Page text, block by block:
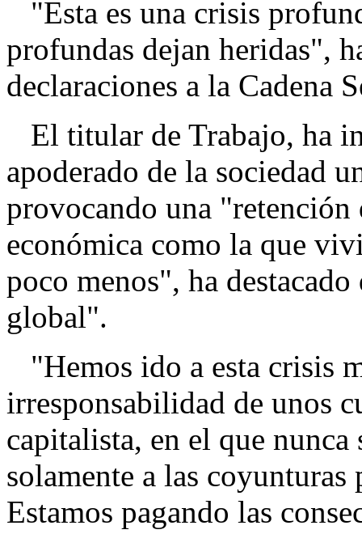
"Esta es una crisis
profundas dejan heridas",
declaraciones a la Cadena
El titular de Trabajo, ha
apoderado de la sociedad
provocando una "retención
económica como la que
poco menos", ha
global".
"Hemos ido a esta crisis
irresponsabilidad de unos
capitalista, en el que nunca
solamente a las
Estamos pagando las